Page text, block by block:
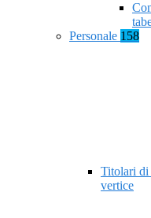
Personale 158
Titolari di
vertice